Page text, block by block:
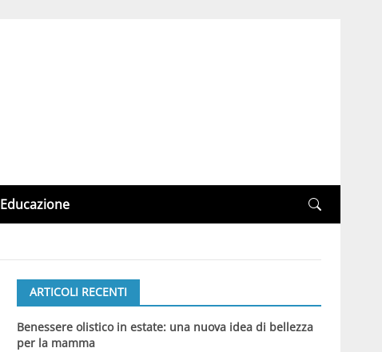
Educazione
ARTICOLI RECENTI
Benessere olistico in estate: una nuova idea di bellezza
per la mamma